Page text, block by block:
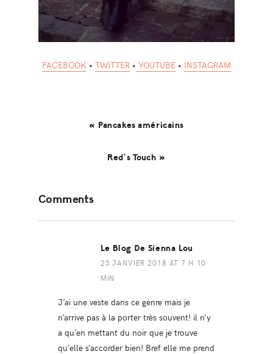
FACEBOOK • TWITTER • YOUTUBE • INSTAGRAM
« Pancakes américains
Red’s Touch »
Interactions
Comments
Le Blog De Sienna Lou
25 JANVIER 2018 AT 7 H 10
MIN
J’ai une veste dans ce genre mais je
n’arrive pas à la porter très souvent! il n’y
a qu’en mettant du noir que je trouve
qu’elle s’accorder bien! Bref elle me prend